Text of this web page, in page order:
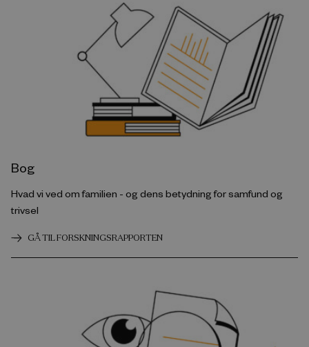
Bog
Hvad vi ved om familien - og dens betydning for samfund og
trivsel
GÅ TIL FORSKNINGSRAPPORTEN